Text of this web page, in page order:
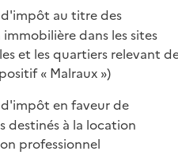
au titre des
dans les sites
et les quartiers relevant
« Malraux »)
en faveur de
destinés à la location
professionnel